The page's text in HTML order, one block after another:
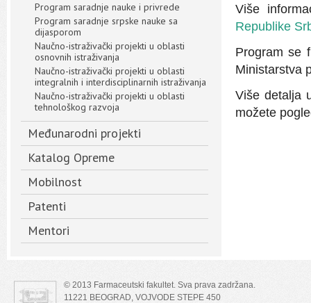
Program saradnje nauke i privrede
Program saradnje srpske nauke sa
dijasporom
Naučno-istraživački projekti u oblasti
osnovnih istraživanja
Naučno-istraživački projekti u oblasti
integralnih i interdisciplinarnih istraživanja
Naučno-istraživački projekti u oblasti
tehnološkog razvoja
Međunarodni projekti
Katalog Opreme
Mobilnost
Patenti
Mentori
Više
Republike
Program se
Ministarstva
Više detalja
možete
© 2013 Farmaceutski fakultet. Sva prava zadržana.
11221 BEOGRAD, VOJVODE STEPE 450